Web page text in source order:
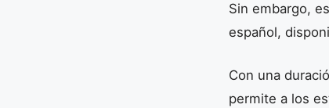
Sin embargo,
español,
Con una
permite a los